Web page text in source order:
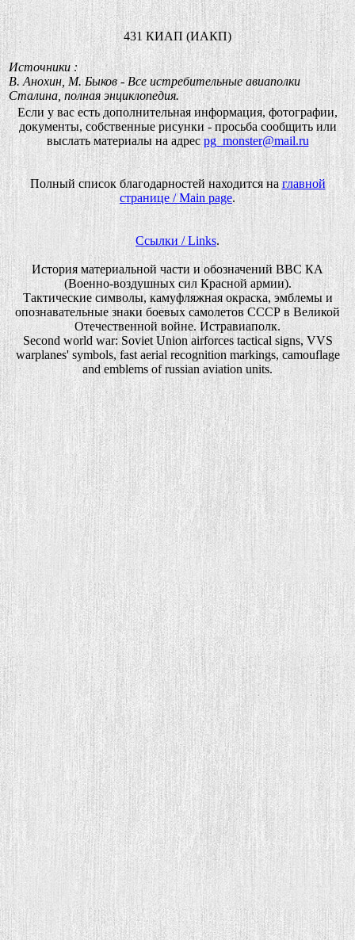
431 КИАП (ИАКП)
Источники :
В. Анохин, М. Быков - Все истребительные авиаполки
Сталина, полная энциклопедия.
Если у вас есть дополнительная информация, фотографии,
документы, собственные рисунки - просьба сообщить или
выслать материалы на адресpg_monster@mail.ru
Полный список благодарностей находится наглавной
странице / Main page.
Ссылки / Links.
История материальной части и обозначений ВВС КА
(Военно-воздушных сил Красной армии).
Тактические символы, камуфляжная окраска, эмблемы и
опознавательные знаки боевых самолетов СССР в Великой
Отечественной войне. Истравиаполк.
Second world war: Soviet Union airforces tactical signs, VVS
warplanes' symbols, fast aerial recognition markings, camouflage
and emblems of russian aviation units.